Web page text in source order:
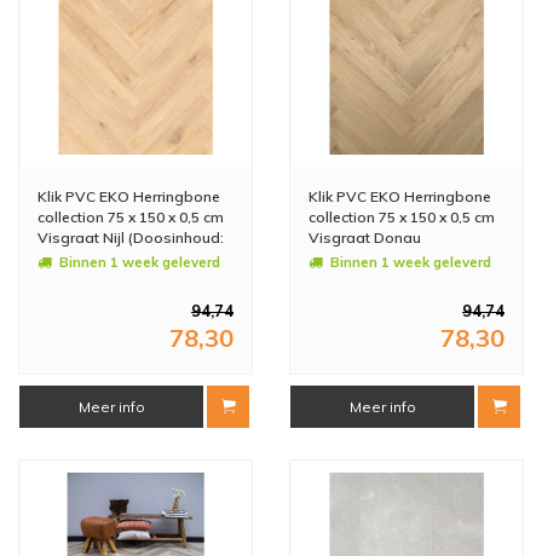
Klik PVC EKO Herringbone
collection 75 x 150 x 0,5 cm
Visgraat Nijl (Doosinhoud:
1,8 m2)
Binnen 1 week geleverd
94,74
78,30
Meer info
Klik PVC EKO Herringbone
collection 75 x 150 x 0,5 cm
Visgraat Donau
(Doosinhoud: 1,8 m2)
Binnen 1 week geleverd
94,74
78,30
Meer info